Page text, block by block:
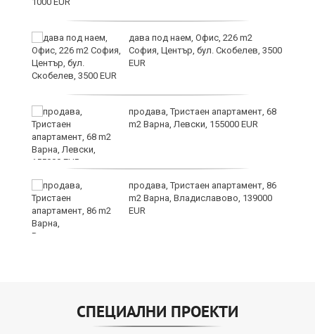
дава под наем, Офис, 226 m2
София, Център, бул. Скобелев, 3500
EUR
продава, Тристаен апартамент, 68
m2 Варна, Левски, 155000 EUR
продава, Тристаен апартамент, 86
m2 Варна, Владиславово, 139000
EUR
СПЕЦИАЛНИ ПРОЕКТИ